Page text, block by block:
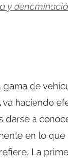
y
gama de
va haciendo
darse a
en lo que
La